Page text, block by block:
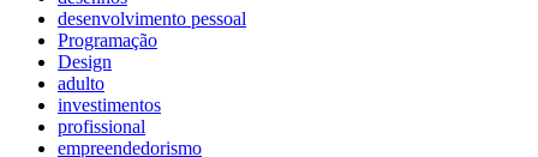
desenvolvimento pessoal
Programação
Design
adulto
investimentos
profissional
empreendedorismo